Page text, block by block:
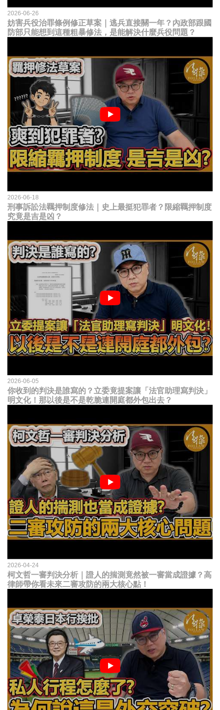
2026-06-26
妨害兵役治罪條例修正草案｜逃兵直接關一年？內政部跟國
防部只能想到這種粗暴修法，是能解決什麼兵役問題？
2026-06-18
刑事訴訟法羈押制度修法｜史上最挺犯罪者？限縮羈押制度
究竟是吉是凶？
2026-06-05
你收到的判決是誰寫的？立委竟提案讓「法官助理寫判決」
明文化！那以後是不是乾脆連開庭都外包出去？
2026-04-24
柯文哲一審判決分析｜證人的揣測竟然被一審當成證據？高
律師帶你看未來二審攻防的兩大核心點！